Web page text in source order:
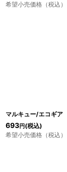
希望小売価格（税込）
マルキュー/エコギ
693円 (税込)
希望小売価格（税込）